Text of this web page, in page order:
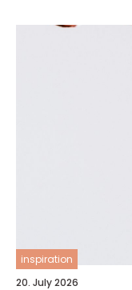
inspiration
20. July 2026